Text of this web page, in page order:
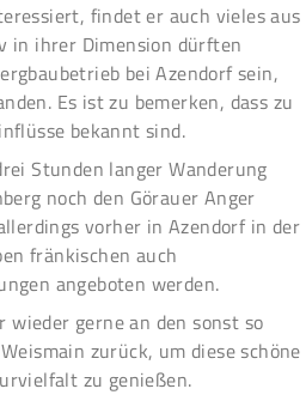
findet er auch vieles aus
in ihrer Dimension dürften
bei Azendorf sein,
Es ist zu bemerken, dass zu
bekannt sind.
Stunden langer Wanderung
noch den Görauer Anger
vorher in Azendorf in der
fränkischen auch
angeboten werden.
gerne an den sonst so
zurück, um diese schöne
zu genießen.